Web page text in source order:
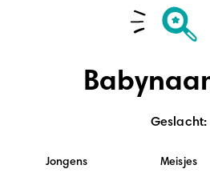
Geslacht:
Jongens Meisjes